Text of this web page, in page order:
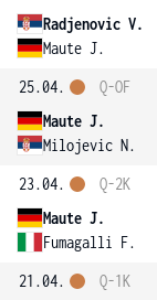
Radjenovic V.
Maute J.
25.04.
Maute J.
Milojevic N.
Q-OF
23.04.
Maute J.
Fumagalli F.
Q-2K
21.04.
Q-1K